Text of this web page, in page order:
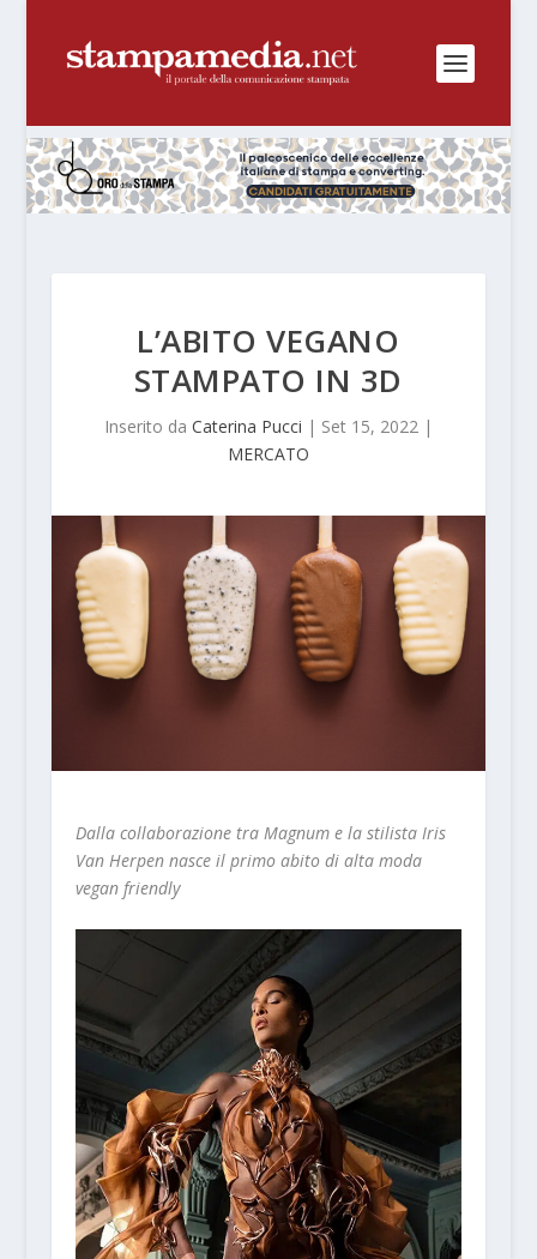
L’ABITO VEGANO
STAMPATO IN 3D
Inserito da Caterina Pucci | Set 15, 2022|
MERCATO
Dalla collaborazione tra Magnum e la stilista Iris
Van Herpen nasce il primo abito di alta moda
vegan friendly